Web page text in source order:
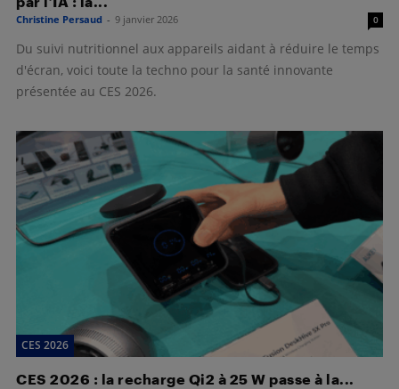
Christine Persaud - 9 janvier 2026 0
Du suivi nutritionnel aux appareils aidant à réduire le temps
d'écran, voici toute la techno pour la santé innovante
présentée au CES 2026.
CES 2026
CES 2026 : la recharge Qi2 à 25 W passe à la...